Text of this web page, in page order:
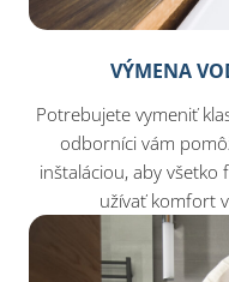
VÝMENA
Potrebujete vymeniť
odborníci vám
inštaláciou, aby všetko
užívať komfort